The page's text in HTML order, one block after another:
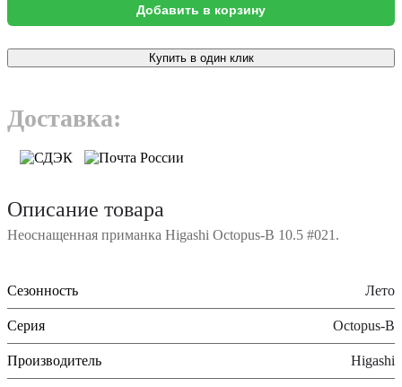
Добавить в корзину
Купить в один клик
Доставка:
Описание товара
Неоснащенная приманка Higashi Octopus-B 10.5 #021.
Сезонность Лето
Серия Octopus-B
Производитель Higashi